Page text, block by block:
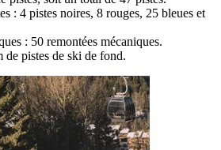
: 4 pistes noires, 8 rouges, 25 bleues et
: 50 remontées mécaniques.
pistes de ski de fond.